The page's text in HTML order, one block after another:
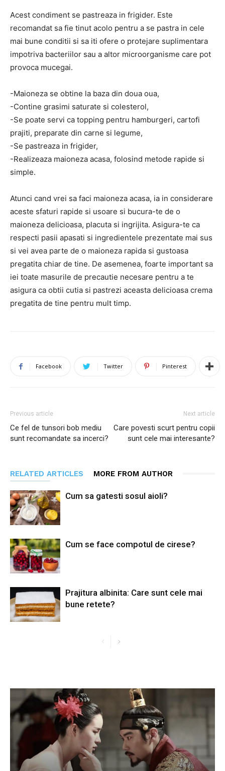
Acest condiment se pastreaza in frigider. Este
recomandat sa fie tinut acolo pentru a se pastra in cele
mai bune conditii si sa iti ofere o protejare suplimentara
impotriva bacteriilor sau a altor microorganisme care pot
provoca mucegai.
-Maioneza se obtine la baza din doua oua,
-Contine grasimi saturate si colesterol,
-Se poate servi ca topping pentru hamburgeri, cartofi
prajiti, preparate din carne si legume,
-Se pastreaza in frigider,
-Realizeaza maioneza acasa, folosind metode rapide si
simple.
Atunci cand vrei sa faci maioneza acasa, ia in considerare
aceste sfaturi rapide si usoare si bucura-te de o
maioneza delicioasa, placuta si ingrijita. Asigura-te ca
respecti pasii apasati si ingredientele prezentate mai sus
si vei avea parte de o maioneza rapida si gustoasa
pregatita chiar de tine. De asemenea, foarte important sa
iei toate masurile de precautie necesare pentru a te
asigura ca obtii cutia si pastrezi aceasta delicioasa crema
pregatita de tine pentru mult timp.
Facebook Twitter Pinterest
Previous article
Ce fel de tunsori bob mediu
sunt recomandate sa incerci?
Next article
Care povesti scurt pentru copii
sunt cele mai interesante?
RELATED ARTICLES MORE FROM AUTHOR
Cum sa gatesti sosul aioli?
Cum se face compotul de cirese?
Prajitura albinita: Care sunt cele mai
bune retete?